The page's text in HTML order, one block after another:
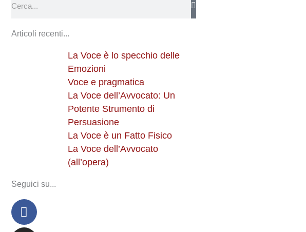
Articoli recenti...
La Voce è lo specchio delle
Emozioni
Voce e pragmatica
La Voce dell’Avvocato: Un
Potente Strumento di
Persuasione
La Voce è un Fatto Fisico
La Voce dell’Avvocato
(all’opera)
Seguici su...
Facebook
Instagram
Youtube